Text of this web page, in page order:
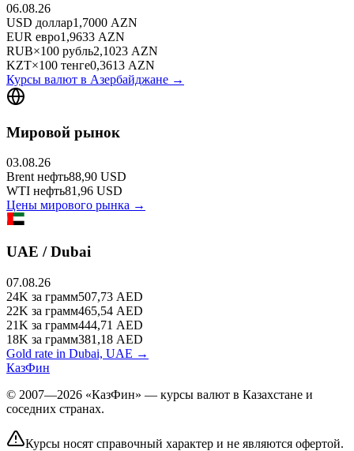
06.08.26
USD доллар1,7000 AZN
EUR евро1,9633 AZN
RUB×100 рубль2,1023 AZN
KZT×100 тенге0,3613 AZN
Курсы валют в Азербайджане →
Мировой рынок
03.08.26
Brent нефть88,90 USD
WTI нефть81,96 USD
Цены мирового рынка →
UAE / Dubai
07.08.26
24K за грамм507,73 AED
22K за грамм465,54 AED
21K за грамм444,71 AED
18K за грамм381,18 AED
Gold rate in Dubai, UAE →
КазФин
© 2007—2026 «КазФин» — курсы валют в Казахстане и
соседних странах.
Курсы носят справочный характер и не являются офертой.